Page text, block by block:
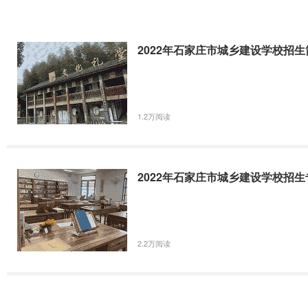
1.不能错过填报志愿时间。
2.不能泄露登录密码，防止志愿信息被他人非法篡改。
3.不要盲目填报，先规划好所报志愿，再登陆页面正式填报。
4.如因密码错误遗忘等原因不能登陆，请到所属县（市、区）招办予
5.在志愿填报系统关闭前可随时修改志愿信息，
普通高中录取时间为7月7日－16日。录取结束后，石家庄市教育考
取分数线及录取名单要在考生所在初中学校公示一周，接受考生和家
三、其他事项
（一）在我市报考的外地类考生（即44类考生）可以报考普通中等职
（二）石家庄市教育考试院组织的全市统一艺术专业测试成绩是普
2022年石家庄市城乡建设学校招
1.2万阅读
2022年石家庄市城乡建设学校招
2.2万阅读